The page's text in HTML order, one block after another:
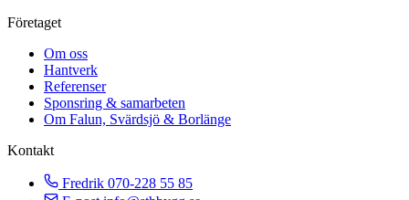
Företaget
Om oss
Hantverk
Referenser
Sponsring & samarbeten
Om Falun, Svärdsjö & Borlänge
Kontakt
Fredrik 070-228 55 85